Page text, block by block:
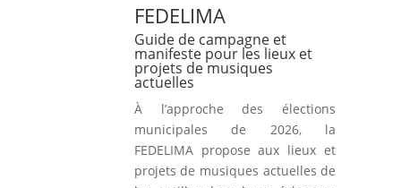
FEDELIMA
Guide de campagne et
manifeste pour les lieux et
projets de musiques
actuelles
À l’approche des élections
municipales de 2026, la
FEDELIMA propose aux lieux et
projets de musiques actuelles de